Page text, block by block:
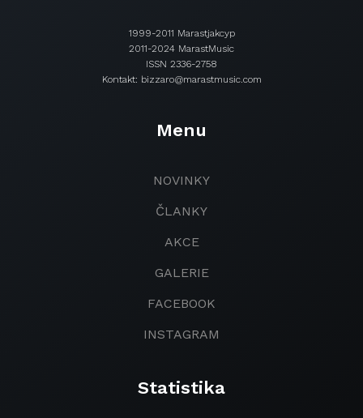
1999-2011 Marastjakcyp
2011-2024 MarastMusic
ISSN 2336-2758
Kontakt: bizzaro@marastmusic.com
Menu
NOVINKY
ČLANKY
AKCE
GALERIE
FACEBOOK
INSTAGRAM
Statistika